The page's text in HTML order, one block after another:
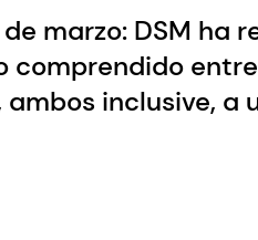
marzo: DSM ha
comprendido
ambos inclusive, a